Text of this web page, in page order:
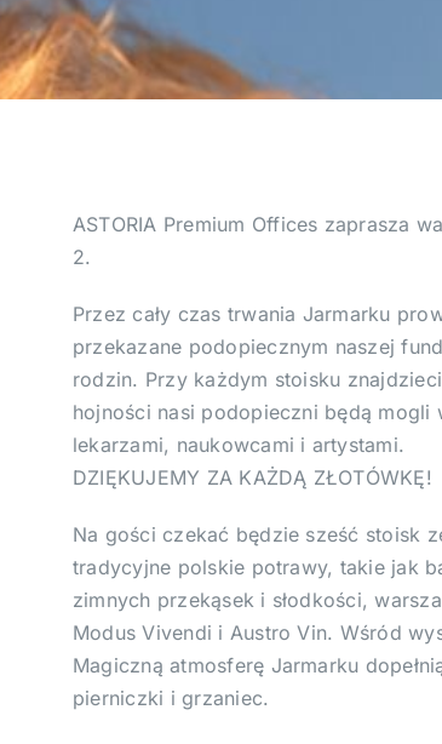
ASTORIA Premium Offices zaprasza
2.
Przez cały czas trwania Jarmarku
przekazane podopiecznym naszej
rodzin. Przy każdym stoisku
hojności nasi podopieczni będą mogli
lekarzami, naukowcami i artystami.
DZIĘKUJEMY ZA KAŻDĄ ZŁOTÓWKĘ!
Na gości czekać będzie sześć stoisk
tradycyjne polskie potrawy, takie jak
zimnych przekąsek i słodkości,
Modus Vivendi i Austro Vin. Wśród
Magiczną atmosferę Jarmarku
pierniczki i grzaniec.